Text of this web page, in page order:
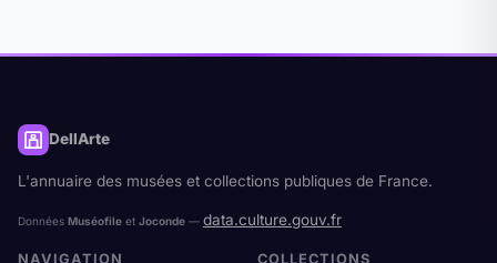
DellArte
L'annuaire des musées et collections publiques de France.
Données Muséofile et Joconde — data.culture.gouv.fr
NAVIGATION COLLECTIONS